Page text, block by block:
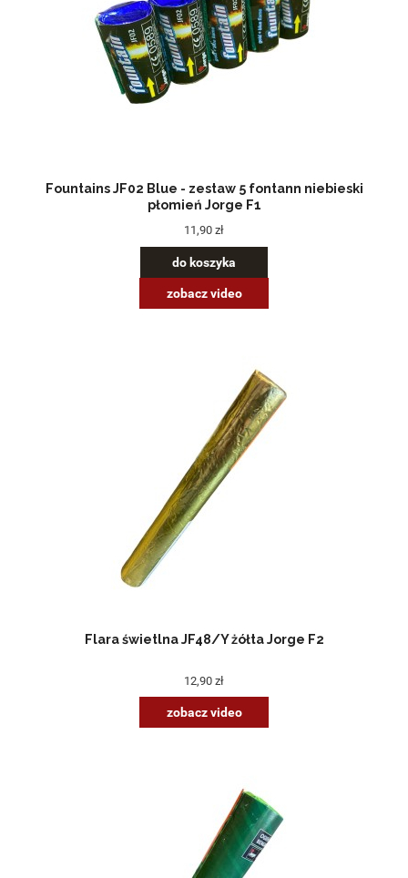
Fountains JF02 Blue - zestaw 5 fontann niebieski
płomień Jorge F1
11,90 zł
do koszyka
zobacz video
Flara świetlna JF48/Y żółta Jorge F2
12,90 zł
zobacz video